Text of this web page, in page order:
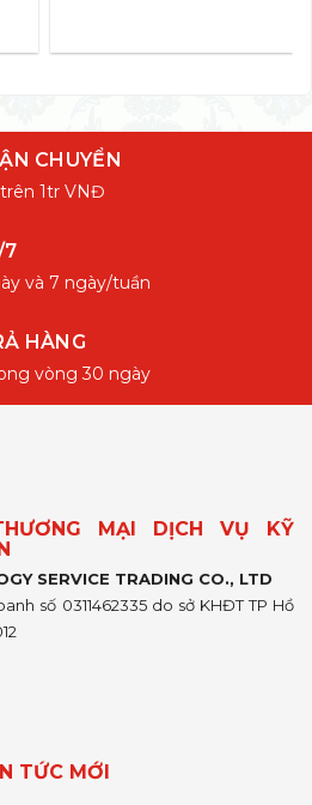
CHUYỂN
1tr VNĐ
7
và 7 ngày/tuần
HÀNG
vòng 30 ngày
MẠI DỊCH VỤ KỸ
SERVICE TRADING CO., LTD
số 0311462335 do sở KHĐT TP Hồ
TỨC MỚI